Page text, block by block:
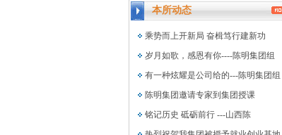
本所动态
乘势而上开新局 奋楫笃行建新功
岁月如歌，感恩有你----陈明集团组
有一种炫耀是公司给的---陈明集团组
陈明集团邀请专家到集团授课
铭记历史 砥砺前行 ---山西陈